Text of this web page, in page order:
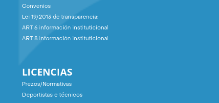
Convenios
Lei 19/2013 de transparencia:
ART 6 información instituticional
ART 8 información instituticional
LICENCIAS
Prezos/Normativas
Deportistas e técnicos